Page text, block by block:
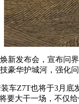
新发布会，宣布问
豪华护城河，强化
车Z7T也将于3月
要大干一场，不仅